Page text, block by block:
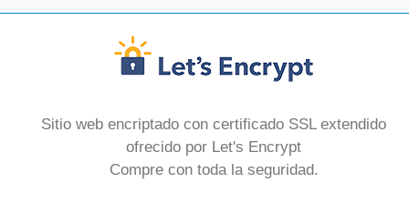
Sitio web encriptado con certificado SSL extendido
ofrecido por Let's Encrypt
Compre con toda la seguridad.